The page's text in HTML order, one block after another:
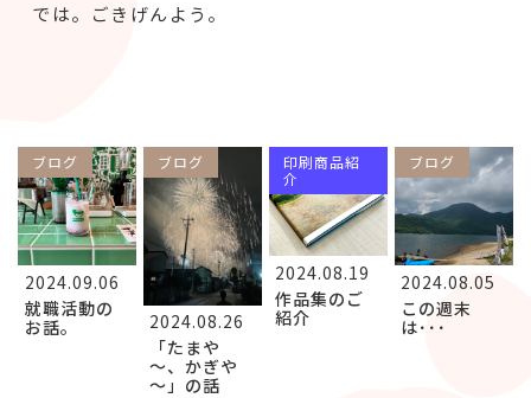
では。ごきげんよう。
ブログ
2024.09.06
就職活動の
お話。
ブログ
2024.08.26
「たまや
～、かぎや
～」の話
印刷商品紹
介
2024.08.19
作品集のご
紹介
ブログ
2024.08.05
この週末
は･･･